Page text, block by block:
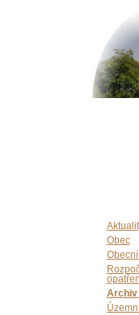
Obec
Obecní
Archiv